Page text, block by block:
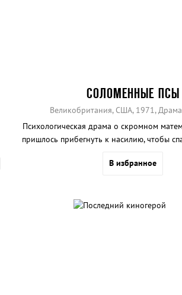
СОЛОМЕННЫЕ ПСЫ
Великобритания, США, 1971,
Психологическая драма о скромном
пришлось прибегнуть к насилию, чтобы
В избранное